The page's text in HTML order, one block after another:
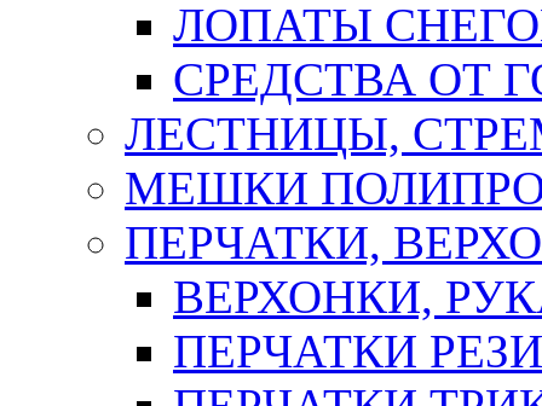
ЛОПАТЫ
СРЕДСТВА ОТ
ЛЕСТНИЦЫ,
МЕШКИ
ПЕРЧАТКИ,
ВЕРХОНКИ,
ПЕРЧАТКИ